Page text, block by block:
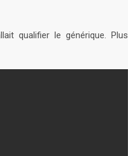
qualifier le générique. Plus